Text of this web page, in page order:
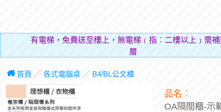
有電梯，免費送至樓上，無電梯﹙指︰二樓以上﹚需
層費用
首頁 ╱ 各式電腦桌╱ B4/BL公文櫃
品名︰
OA隔間櫃-示